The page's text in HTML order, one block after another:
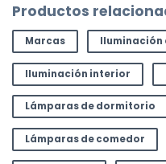
Productos
Marcas Iluminación
Iluminación interior
Lámparas de dormitorio
Lámparas de comedor